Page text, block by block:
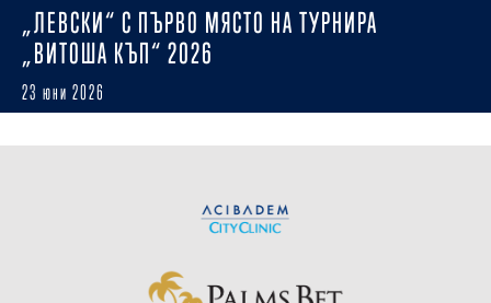
„ЛЕВСКИ“ С ПЪРВО МЯСТО НА ТУРНИРА
„ВИТОША КЪП“ 2026
23 юни 2026